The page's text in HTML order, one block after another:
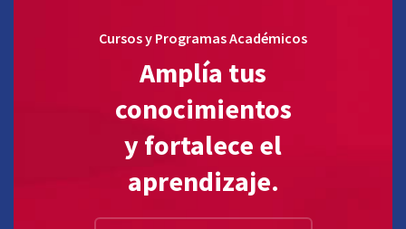
Cursos y Programas Académicos
Amplía tus
conocimientos
y fortalece el
aprendizaje.